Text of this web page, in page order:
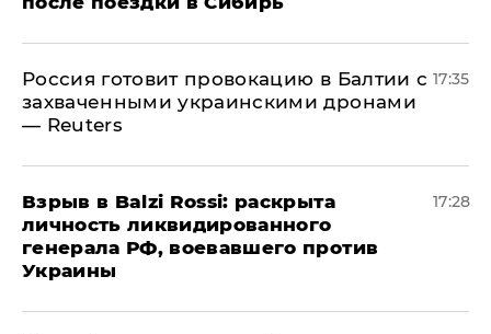
​Россия готовит провокацию в Балтии с
захваченными украинскими дронами
— Reuters
17:35
​Взрыв в Balzi Rossi: раскрыта
личность ликвидированного
генерала РФ, воевавшего против
Украины
17:28